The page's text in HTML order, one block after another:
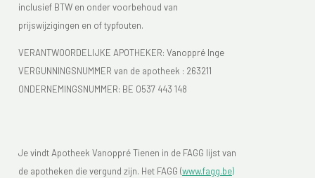
inclusief BTW en onder voorbehoud van
prijswijzigingen en of typfouten.
VERANTWOORDELIJKE APOTHEKER: Vanoppré Inge
VERGUNNINGSNUMMER van de apotheek : 263211
ONDERNEMINGSNUMMER: BE 0537 443 148
Je vindt Apotheek Vanoppré Tienen in de FAGG lijst van
de apotheken die vergund zijn. Het FAGG (www.fagg.be)